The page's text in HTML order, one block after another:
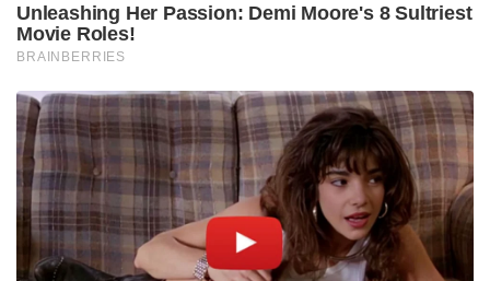
Unleashing Her Passion: Demi Moore's 8 Sultriest
Movie Roles!
BRAINBERRIES